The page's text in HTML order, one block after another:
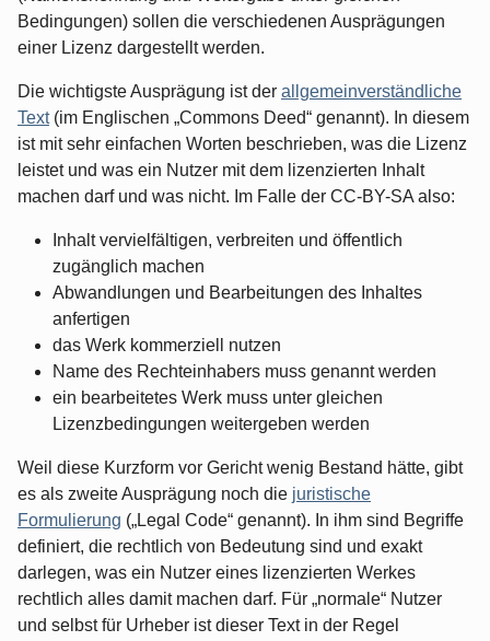
Bedingungen) sollen die verschiedenen Ausprägungen
einer Lizenz dargestellt werden.
Die wichtigste Ausprägung ist der allgemeinverständliche
Text(im Englischen „Commons Deed“ genannt). In diesem
ist mit sehr einfachen Worten beschrieben, was die Lizenz
leistet und was ein Nutzer mit dem lizenzierten Inhalt
machen darf und was nicht. Im Falle der CC-BY-SA also:
Inhalt vervielfältigen, verbreiten und öffentlich
zugänglich machen
Abwandlungen und Bearbeitungen des Inhaltes
anfertigen
das Werk kommerziell nutzen
Name des Rechteinhabers muss genannt werden
ein bearbeitetes Werk muss unter gleichen
Lizenzbedingungen weitergeben werden
Weil diese Kurzform vor Gericht wenig Bestand hätte, gibt
es als zweite Ausprägung noch die juristische
Formulierung („Legal Code“ genannt). In ihm sind Begriffe
definiert, die rechtlich von Bedeutung sind und exakt
darlegen, was ein Nutzer eines lizenzierten Werkes
rechtlich alles damit machen darf. Für „normale“ Nutzer
und selbst für Urheber ist dieser Text in der Regel